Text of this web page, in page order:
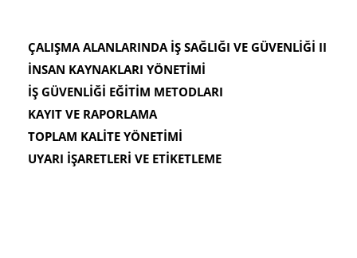
ÇALIŞMA ALANLARINDA İŞ SAĞLIĞI VE GÜVENLİĞİ II
İNSAN KAYNAKLARI YÖNETİMİ
İŞ GÜVENLİĞİ EĞİTİM METODLARI
KAYIT VE RAPORLAMA
TOPLAM KALİTE YÖNETİMİ
UYARI İŞARETLERİ VE ETİKETLEME